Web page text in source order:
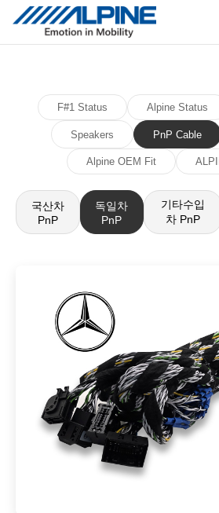
F#1 Status Alpine Status
Speakers PnP Cable
Alpine OEM Fit
국산차
PnP
독일차
PnP
기타수입
차 PnP